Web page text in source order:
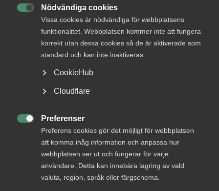
Nödvändiga cookies
Vissa cookies är nödvändiga för webbplatsens
funktionalitet. Webbplatsen kommer inte att fungera
korrekt utan dessa cookies så de är aktiverade som
standard och kan inte inaktiveras.
CookieHub
Cloudflare
Preferenser
Preferens cookies gör det möjligt för webbplatsen
att komma ihåg information och anpassa hur
webbplatsen ser ut och fungerar för varje
användare. Detta kan innebära lagring av vald
valuta, region, språk eller färgschema.
Logga in på Arbetsgivarguiden
Sök på almega.se
Cookie-inställningar
också spelar en växande roll för
innovationskraften. I takt med att vi rör oss mot
ökat tjänsteinnehåll i samhällsekonomin blir det allt
viktigare att stimulera till innovationer inom
tjänstesektorn.
Författare: Nima Sanandaji, vd tankesmedjan Captus.
Läs föregående rapport